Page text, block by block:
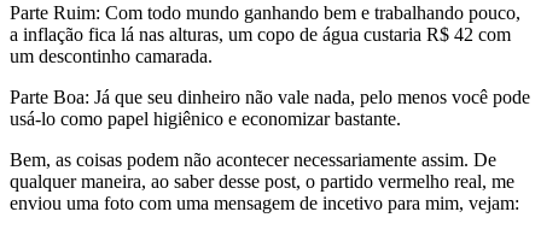
Parte Ruim: Com todo mundo ganhando bem e trabalhando pouco,
a inflação fica lá nas alturas, um copo de água custaria R$ 42 com
um descontinho camarada.
Parte Boa: Já que seu dinheiro não vale nada, pelo menos você pode
usá-lo como papel higiênico e economizar bastante.
Bem, as coisas podem não acontecer necessariamente assim. De
qualquer maneira, ao saber desse post, o partido vermelho real, me
enviou uma foto com uma mensagem de incetivo para mim, vejam: